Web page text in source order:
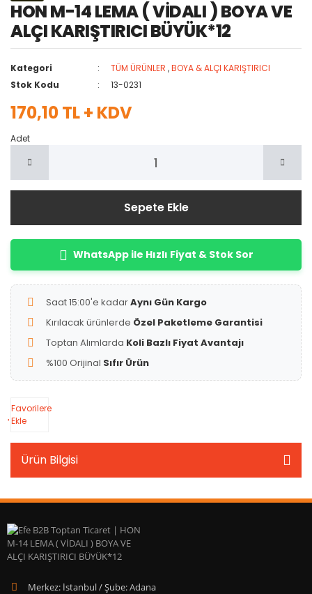
HON M-14 LEMA ( VİDALI ) BOYA VE
ALÇI KARIŞTIRICI BÜYÜK*12
Kategori TÜM ÜRÜNLER ,BOYA & ALÇI KARIŞTIRICI
Stok Kodu
13-0231
170,10 TL + KDV
Adet
Sepete Ekle
WhatsApp ile Hızlı Fiyat & Stok Sor
Saat 15:00'e kadarAynı Gün Kargo
Kırılacak ürünlerde Özel Paketleme Garantisi
Toptan Alımlarda Koli Bazlı Fiyat Avantajı
%100 Orijinal Sıfır Ürün
Favorilere
Ekle
Ürün Bilgisi
Merkez: İstanbul / Şube: Adana